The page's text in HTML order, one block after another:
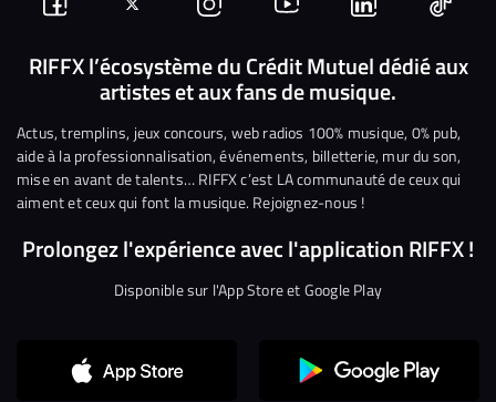
Suivez-
nous
Facebook
Suivez-
nous
sur
Twitter
Nous
rejoindre
sur
Instagram
Nous
rejoindre
sur
YouTube
Nous
rejoindre
sur
Linkedin
Nous
RIFFX l’écosystème du Crédit Mutuel dédié aux
artistes et aux fans de musique.
Actus, tremplins, jeux concours, web radios 100% musique, 0% pub,
aide à la professionnalisation, événements, billetterie, mur du son,
mise en avant de talents… RIFFX c’est LA communauté de ceux qui
aiment et ceux qui font la musique. Rejoignez-nous !
Prolongez l'expérience avec l'application RIFFX !
Disponible sur l'App Store et Google Play